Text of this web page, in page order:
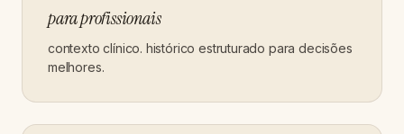
para profissionais
contexto clínico. histórico estruturado para decisões
melhores.